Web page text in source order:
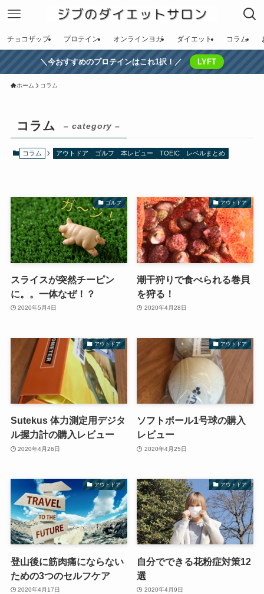
チョコザップ プロテイン オンラインヨガ ダイエット コラム
＼今おすすめのプロテインはこれ1択！／ LYFT
ホーム コラム
コラム – category –
コラム アウトドア ゴルフ 本レビュー TOEIC レベルまとめ
ゴルフ
スライスが突然チーピン
に。。一体なぜ！？
2020年5月4日
アウトドア
潮干狩りで食べられる巻貝
を狩る！
2020年4月28日
アウトドア
Sutekus 体力測定用デジタ
ル握力計の購入レビュー
2020年4月26日
アウトドア
ソフトボール1号球の購入
レビュー
2020年4月25日
アウトドア
登山後に筋肉痛にならない
ための3つのセルフケア
2020年4月17日
アウトドア
自分でできる花粉症対策12
選
2020年4月9日